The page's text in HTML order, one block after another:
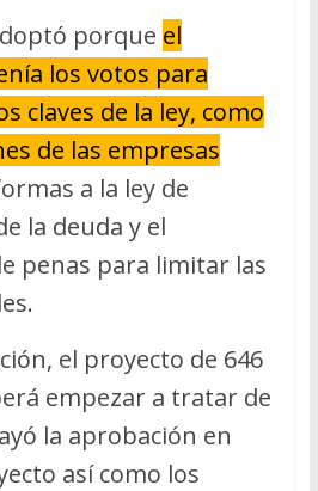
porque el
los votos para
claves de la ley, como
de las empresas
a la ley de
la deuda y el
penas para limitar las
el proyecto de 646
empezar a tratar de
la aprobación en
así como los